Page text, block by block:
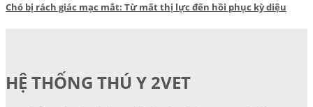
Chó bị rách giác mạc mắt: Từ mất thị lực đến hồi phục kỳ diệu
HỆ THỐNG THÚ Y 2VET